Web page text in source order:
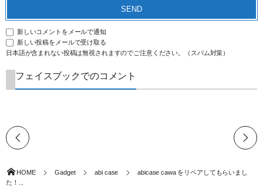
新しいコメントをメールで通知
新しい投稿をメールで受け取る
日本語が含まれない投稿は無視されますのでご注意ください。（スパム対策）
フェイスブックでのコメント
HOME Gadget abi case
abicase cawa をリペアしてもらいまし
た！...